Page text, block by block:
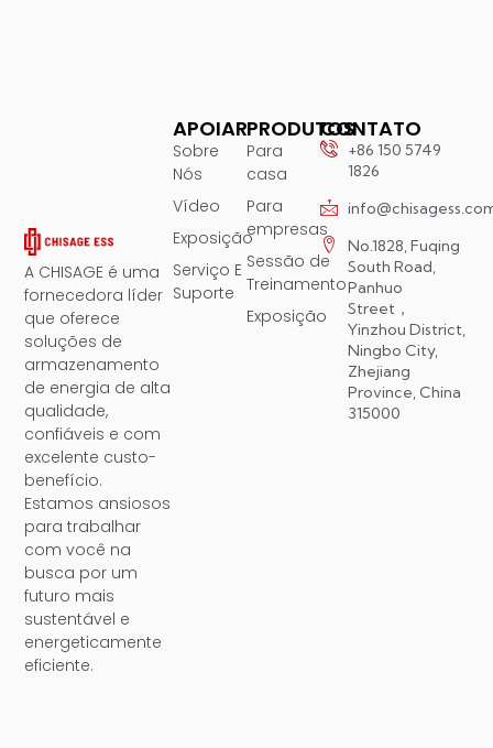
A CHISAGE é uma
fornecedora líder
que oferece
soluções de
armazenamento
de energia de alta
qualidade,
confiáveis ​​e com
excelente custo-
benefício.
Estamos ansiosos
para trabalhar
com você na
busca por um
futuro mais
sustentável e
energeticamente
eficiente.
PRODUTOS
Para
casa
Para
empresas
Sessão de
Treinamento
Exposição
APOIAR
Sobre
Nós
Vídeo
Exposição
Serviço E
Suporte
CONTATO
+86 150 5749
1826
No.1828, Fuqing
South Road,
Panhuo
Street，
Yinzhou District,
Ningbo City,
Zhejiang
Province, China
315000